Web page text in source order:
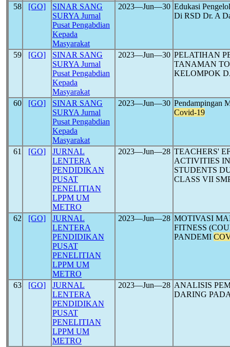
58 [GO]
SINAR SANG
SURYA Jurnal
Pusat Pengabdian
Kepada
Masyarakat
2023―Jun―30 Edukasi
Di RSD Dr. A
59 [GO]
SINAR SANG
SURYA Jurnal
Pusat Pengabdian
Kepada
Masyarakat
2023―Jun―30 PELATIHAN
TANAMAN
KELOMPOK
60 [GO]
SINAR SANG
SURYA Jurnal
Pusat Pengabdian
Kepada
Masyarakat
2023―Jun―30 Pendampingan
Covid-19
61 [GO]
JURNAL
LENTERA
PENDIDIKAN
PUSAT
PENELITIAN
LPPM UM
METRO
2023―Jun―28 TEACHERS'
ACTIVITIES
STUDENTS
CLASS VII
62 [GO]
JURNAL
LENTERA
PENDIDIKAN
PUSAT
PENELITIAN
LPPM UM
METRO
2023―Jun―28 MOTIVASI
FITNESS
PANDEMI
63 [GO]
JURNAL
LENTERA
PENDIDIKAN
PUSAT
PENELITIAN
LPPM UM
METRO
2023―Jun―28 ANALISIS
DARING